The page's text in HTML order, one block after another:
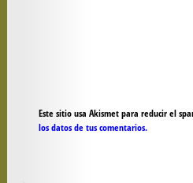
Este sitio usa Akismet para reducir el
los datos de tus comentarios.